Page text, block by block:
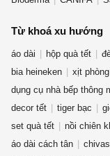
Từ khoá xu hướng
áo dài hộp quà tết
bia heineken
xịt
dụng cụ nhà bếp thông
decor tết
tiger bạc
set quà tết
nồi chiên
áo dài cách tân